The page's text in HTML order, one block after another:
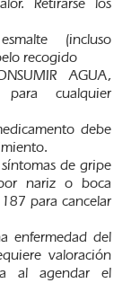
(incluso
recogido
AGUA,
para cualquier
debe
de gripe
nariz o boca
para cancelar
enfermedad del
valoración
al agendar el